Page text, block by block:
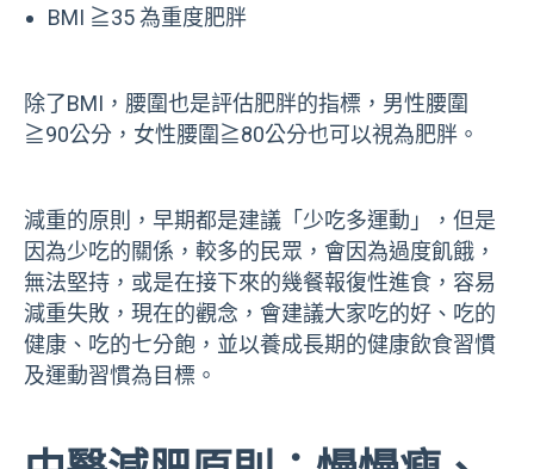
BMI ≧35 為重度肥胖
除了BMI，腰圍也是評估肥胖的指標，男性腰圍
≧90公分，女性腰圍≧80公分也可以視為肥胖。
減重的原則，早期都是建議「少吃多運動」，但是
因為少吃的關係，較多的民眾，會因為過度飢餓，
無法堅持，或是在接下來的幾餐報復性進食，容易
減重失敗，現在的觀念，會建議大家吃的好、吃的
健康、吃的七分飽，並以養成長期的健康飲食習慣
及運動習慣為目標。